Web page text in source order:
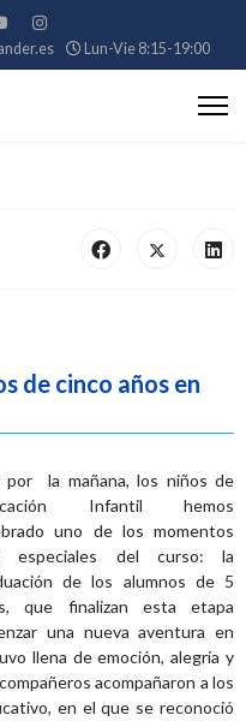
Lun-Vie 8:15-19:00
de cinco años en
por la mañana, los niños de
Infantil hemos
uno de los momentos
especiales del curso: la
de los alumnos de 5
que finalizan esta etapa
una nueva aventura en
llena de emoción, alegría y
acompañaron a los
en el que se reconoció